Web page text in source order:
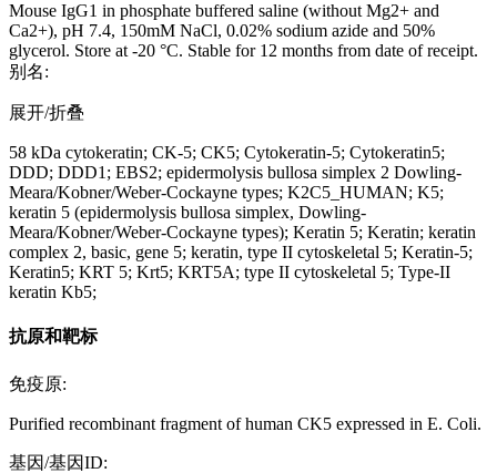
Mouse IgG1 in phosphate buffered saline (without Mg2+ and
Ca2+), pH 7.4, 150mM NaCl, 0.02% sodium azide and 50%
glycerol. Store at -20 °C. Stable for 12 months from date of receipt.
别名:
展开/折叠
58 kDa cytokeratin; CK-5; CK5; Cytokeratin-5; Cytokeratin5;
DDD; DDD1; EBS2; epidermolysis bullosa simplex 2 Dowling-
Meara/Kobner/Weber-Cockayne types; K2C5_HUMAN; K5;
keratin 5 (epidermolysis bullosa simplex, Dowling-
Meara/Kobner/Weber-Cockayne types); Keratin 5; Keratin; keratin
complex 2, basic, gene 5; keratin, type II cytoskeletal 5; Keratin-5;
Keratin5; KRT 5; Krt5; KRT5A; type II cytoskeletal 5; Type-II
keratin Kb5;
抗原和靶标
免疫原:
Purified recombinant fragment of human CK5 expressed in E. Coli.
基因/基因ID: